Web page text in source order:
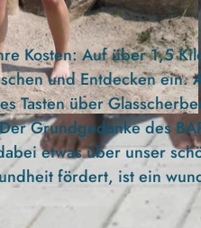
Kosten: Auf über 1,5
und Entdecken ein.
Tasten über
Grundgedanke des
etwas über unser
fördert, ist ein